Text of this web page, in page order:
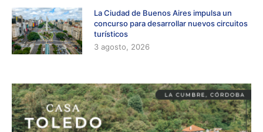
La Ciudad de Buenos Aires impulsa un
concurso para desarrollar nuevos circuitos
turísticos
3 agosto, 2026